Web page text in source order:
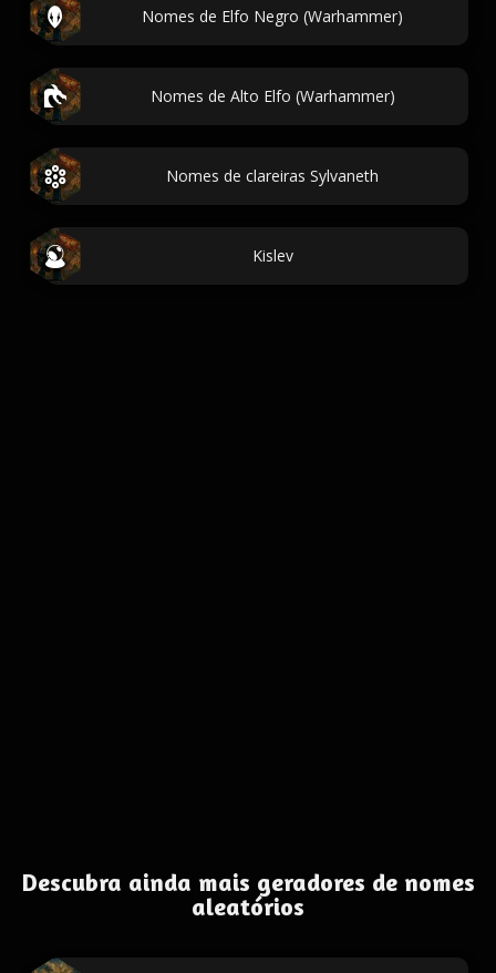
Nomes de Elfo Negro (Warhammer)
Nomes de Alto Elfo (Warhammer)
Nomes de clareiras Sylvaneth
Kislev
Descubra ainda mais geradores de nomes
aleatórios